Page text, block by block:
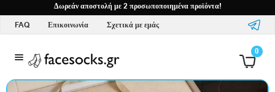
Δωρεάν αποστολή με 2 προσωποποιημένα προϊόντα!
FAQ
Επικοινωνία Σχετικά με εμάς
0
Έ
ν